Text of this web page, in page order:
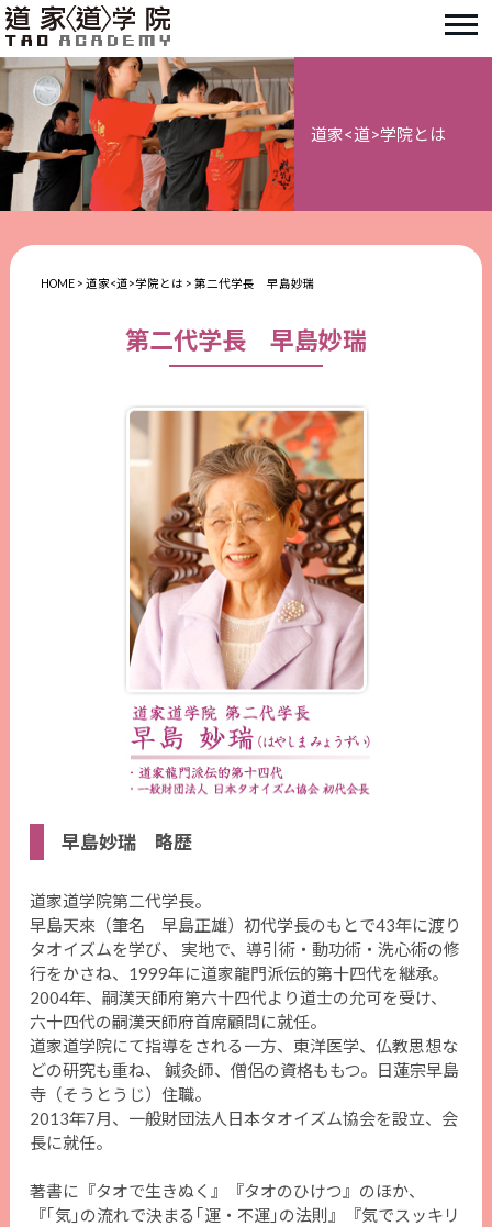
道家<道>学院とは
HOME> 道家<道>学院とは > 第二代学長 早島妙瑞
第二代学長 早島妙瑞
早島妙瑞 略歴
道家道学院第二代学長。
早島天來（筆名 早島正雄）初代学長のもとで43年に渡り
タオイズムを学び、 実地で、導引術・動功術・洗心術の修
行をかさね、1999年に道家龍門派伝的第十四代を継承。
2004年、嗣漢天師府第六十四代より道士の允可を受け、
六十四代の嗣漢天師府首席顧問に就任。
道家道学院にて指導をされる一方、東洋医学、仏教思想な
どの研究も重ね、 鍼灸師、僧侶の資格ももつ。日蓮宗早島
寺（そうとうじ）住職。
2013年7月、一般財団法人日本タオイズム協会を設立、会
長に就任。
著書に『タオで生きぬく』『タオのひけつ』のほか、
『｢気｣の流れで決まる｢運・不運｣の法則』『気でスッキリ